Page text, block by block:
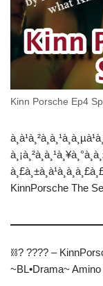
Kinn Porsche Ep4
KinnPorsche The
⛓? ???? –
~BL•Drama~ Amino